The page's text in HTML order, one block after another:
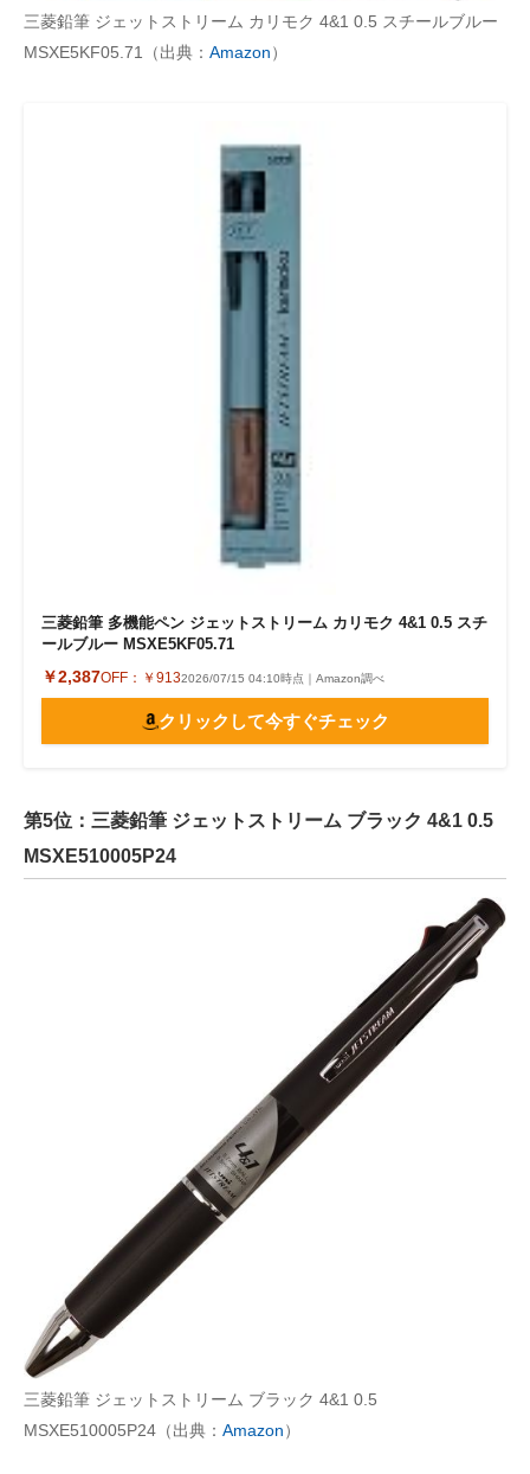
三菱鉛筆 ジェットストリーム カリモク 4&1 0.5 スチールブルー
MSXE5KF05.71（出典： Amazon）
三菱鉛筆 多機能ペン ジェットストリーム カリモク 4&1 0.5 スチ
ールブルー MSXE5KF05.71
￥2,387OFF： ￥9132026/07/15 04:10時点｜Amazon調べ
クリックして今すぐチェック
第5位：三菱鉛筆 ジェットストリーム ブラック 4&1 0.5
MSXE510005P24
三菱鉛筆 ジェットストリーム ブラック 4&1 0.5
MSXE510005P24（出典： Amazon）